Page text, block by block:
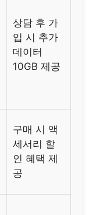
상담 후 가
입 시 추가
데이터
10GB 제공
구매 시 액
세서리 할
인 혜택 제
공